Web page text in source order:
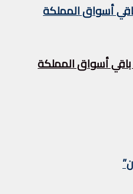
أسواق المملكة
أسواق المملكة